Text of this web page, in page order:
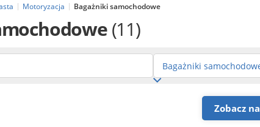
Motoryzacja Bagażniki samochodowe
(11)
Zobacz